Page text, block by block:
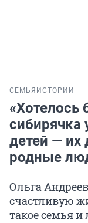
СЕМЬЯ ИСТОРИИ
«Хотелось
детей —
родные
Ольга
счастливую
такое семья и